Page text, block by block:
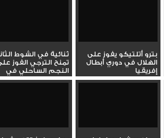
بترو أتلتيكو يفوز على
الهلال في دوري أبطال
إفريقيا
ثنائية في الشوط
تمنح الترجي الفوز
النجم الساحلي في
دوري...